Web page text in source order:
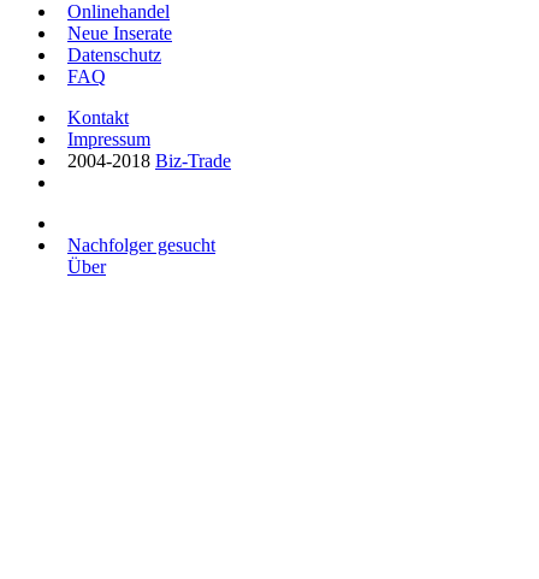
Onlinehandel
Neue Inserate
Datenschutz
FAQ
Kontakt
Impressum
2004-2018 Biz-Trade
Nachfolger gesucht
Über